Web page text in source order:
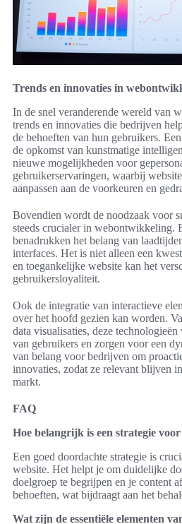
Trends en innovaties in
In de snel veranderende wereld van
trends en innovaties die bedrijven
de behoeften van hun gebruikers.
de opkomst van kunstmatige
nieuwe mogelijkheden voor
gebruikerservaringen, waarbij
aanpassen aan de voorkeuren en
Bovendien wordt de noodzaak voor
steeds crucialer in webontwikkeling.
benadrukken het belang van
interfaces. Het is niet alleen een
en toegankelijke website kan het
gebruikersloyaliteit.
Ook de integratie van interactieve
over het hoofd gezien kan worden.
data visualisaties, deze
van gebruikers en zorgen voor een
van belang voor bedrijven om
innovaties, zodat ze relevant blijven
markt.
FAQ
Hoe belangrijk is een strategie
Een goed doordachte strategie is
website. Het helpt je om duidelijke
doelgroep te begrijpen en je content
behoeften, wat bijdraagt aan het
Wat zijn de essentiële elementen